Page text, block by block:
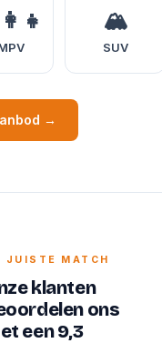
🏔️
SUV
→
JUISTE MATCH
klanten
ons
een 9,3